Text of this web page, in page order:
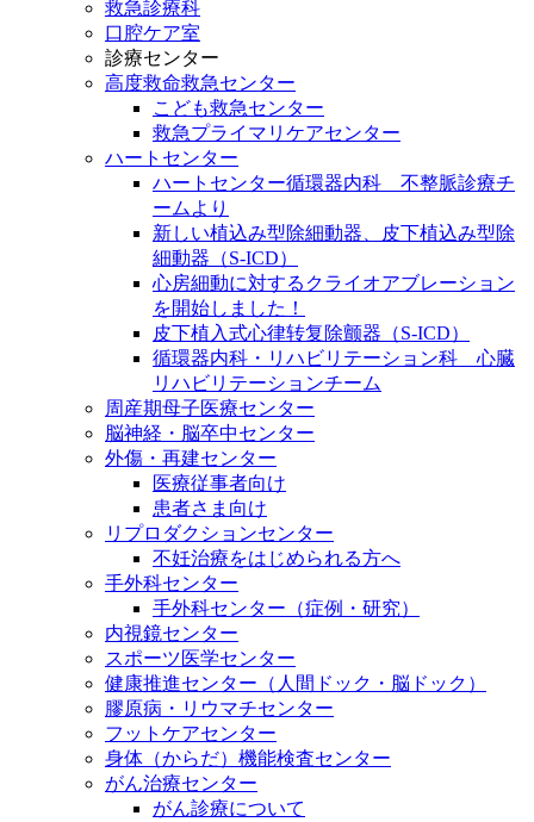
救急診療科
口腔ケア室
診療センター
高度救命救急センター
こども救急センター
救急プライマリケアセンター
ハートセンター
ハートセンター循環器内科 不整脈診療チ
ームより
新しい植込み型除細動器、皮下植込み型除
細動器（S-ICD）
心房細動に対するクライオアブレーション
を開始しました！
皮下植入式心律转复除颤器（S-ICD）
循環器内科・リハビリテーション科 心臓
リハビリテーションチーム
周産期母子医療センター
脳神経・脳卒中センター
外傷・再建センター
医療従事者向け
患者さま向け
リプロダクションセンター
不妊治療をはじめられる方へ
手外科センター
手外科センター（症例・研究）
内視鏡センター
スポーツ医学センター
健康推進センター（人間ドック・脳ドック）
膠原病・リウマチセンター
フットケアセンター
身体（からだ）機能検査センター
がん治療センター
がん診療について